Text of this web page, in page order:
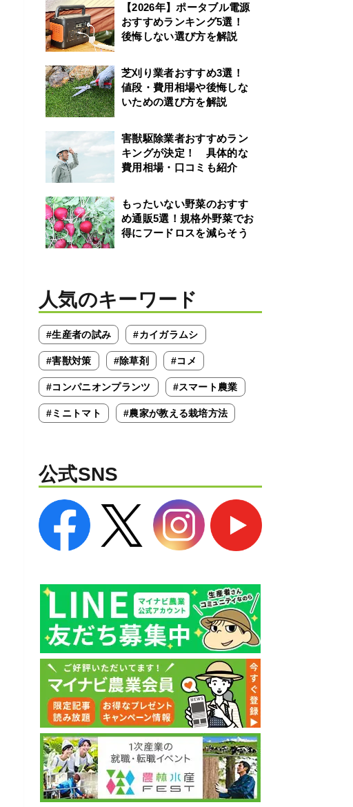
【2026年】ポータブル電源
おすすめランキング5選！
後悔しない選び方を解説
芝刈り業者おすすめ3選！
値段・費用相場や後悔しな
いための選び方を解説
害獣駆除業者おすすめラン
キングが決定！ 具体的な
費用相場・口コミも紹介
もったいない野菜のおすす
め通販5選！規格外野菜でお
得にフードロスを減らそう
人気のキーワード
#生産者の試み #カイガラムシ
#害獣対策 #除草剤 #コメ
#コンパニオンプランツ #スマート農業
#ミニトマト #農家が教える栽培方法
公式SNS